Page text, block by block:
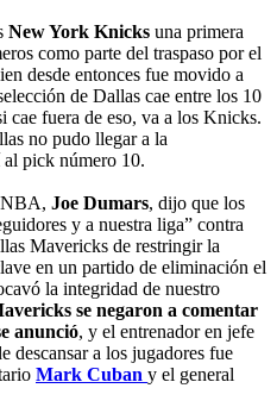
New York Knicks una primera
como parte del traspaso por el
desde entonces fue movido a
de Dallas cae entre los 10
cae fuera de eso, va a los Knicks.
no pudo llegar a la
al pick número 10.
NBA, Joe Dumars, dijo que los
y a nuestra liga” contra
Mavericks de restringir la
en un partido de eliminación el
la integridad de nuestro
se negaron a comentar
anunció, y el entrenador en jefe
descansar a los jugadores fue
Mark Cuban y el general